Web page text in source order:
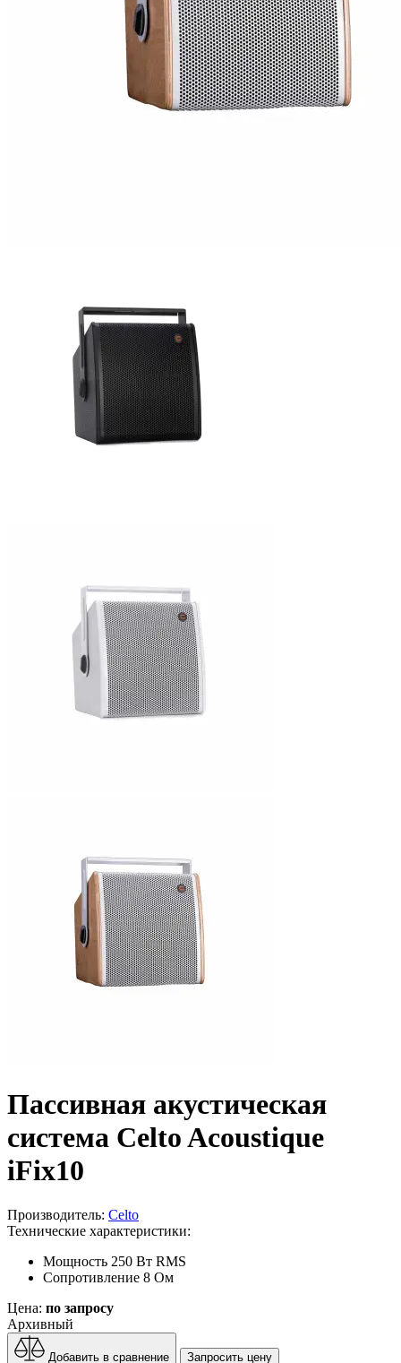
Пассивная акустическая
система Celto Acoustique
iFix10
Производитель: Celto
Технические характеристики:
Мощность 250 Вт RMS
Сопротивление 8 Ом
Цена: по запросу
Архивный
Добавить в сравнение Запросить цену